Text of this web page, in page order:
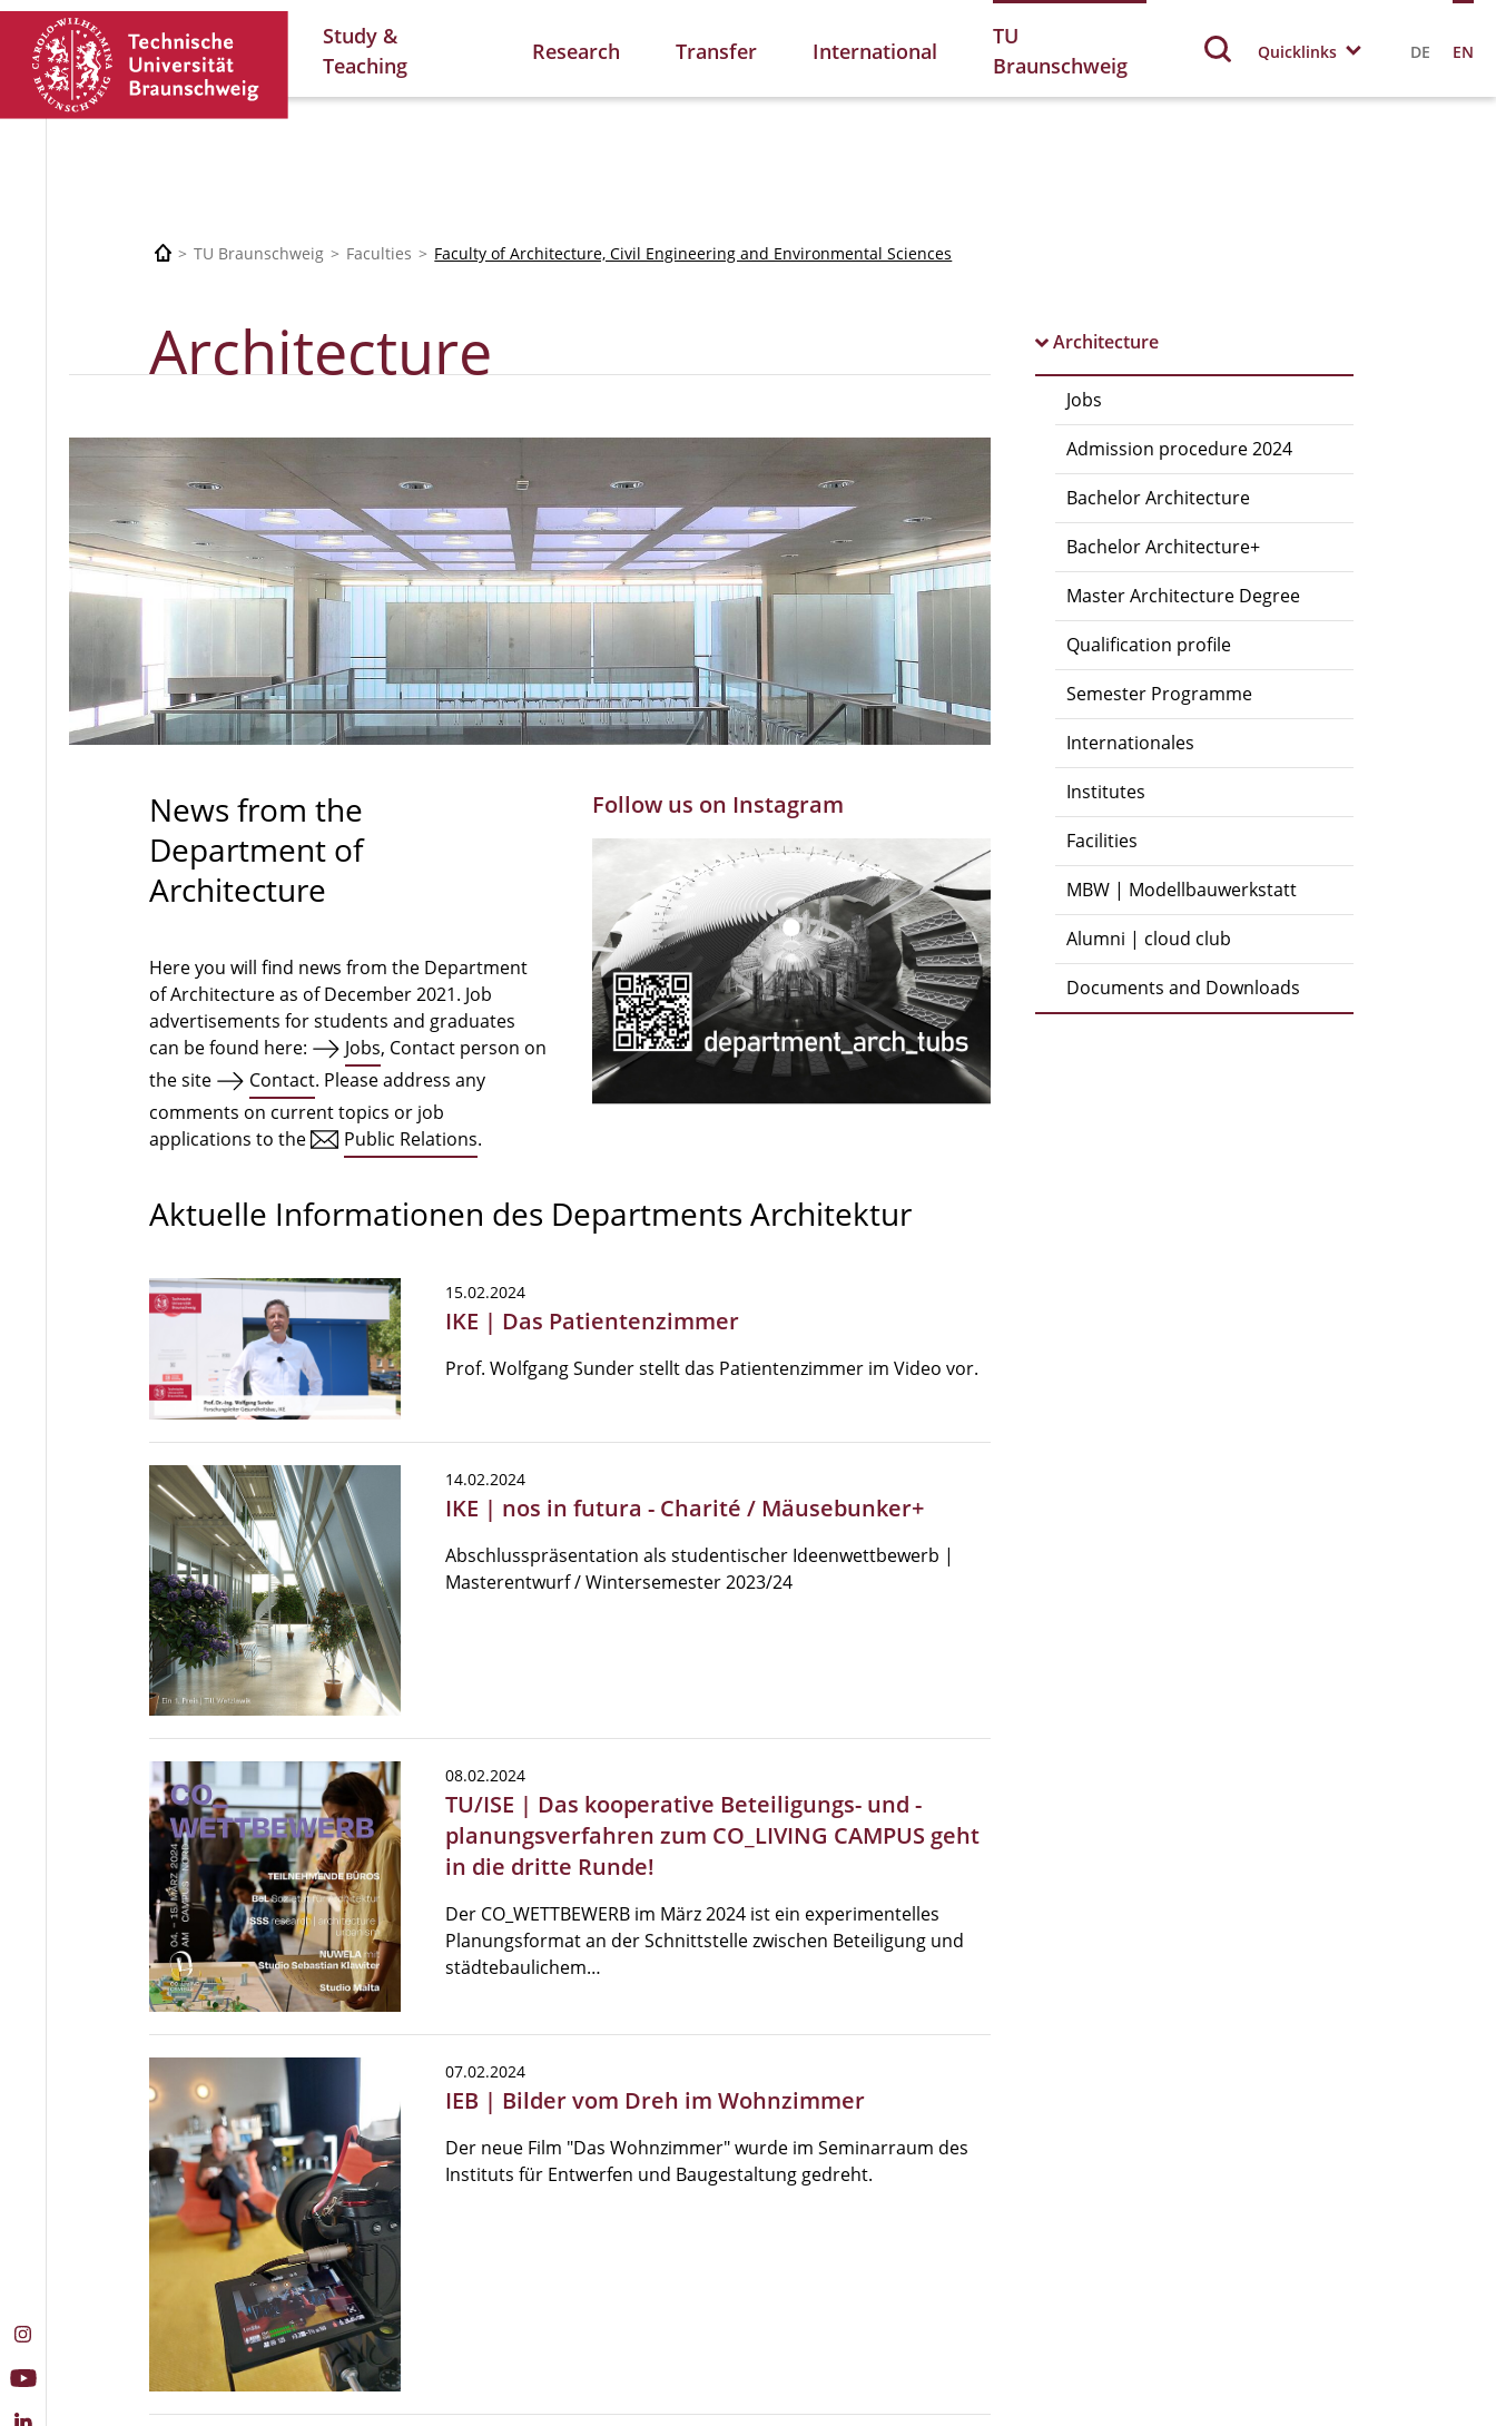
Study &
Teaching
Research Transfer International
TU
Braunschweig
Quicklinks DE EN
TU Braunschweig Faculties Faculty of Architecture, Civil Engineering and Environmental Sciences
Architecture
Jobs
Admission procedure 2024
Bachelor Architecture
Bachelor Architecture+
Master Architecture Degree
Qualification profile
Semester Programme
Internationales
Institutes
Facilities
MBW | Modellbauwerkstatt
Alumni | cloud club
Documents and Downloads
Architecture
News from the
Department of
Architecture
Here you will find news from the Department
of Architecture as of December 2021. Job
advertisements for students and graduates
can be found here:
Jobs, Contact person on
the site
Contact. Please address any
comments on current topics or job
applications to the
Public Relations.
Follow us on Instagram
Aktuelle Informationen des Departments Architektur
15.02.2024
IKE | Das Patientenzimmer
Prof. Wolfgang Sunder stellt das Patientenzimmer im Video vor.
14.02.2024
IKE | nos in futura - Charité / Mäusebunker+
Abschlusspräsentation als studentischer Ideenwettbewerb |
Masterentwurf / Wintersemester 2023/24
08.02.2024
TU/ISE | Das kooperative Beteiligungs- und -
planungsverfahren zum CO_LIVING CAMPUS geht
in die dritte Runde!
Der CO_WETTBEWERB im März 2024 ist ein experimentelles
Planungsformat an der Schnittstelle zwischen Beteiligung und
städtebaulichem…
07.02.2024
IEB | Bilder vom Dreh im Wohnzimmer
Der neue Film "Das Wohnzimmer" wurde im Seminarraum des
Instituts für Entwerfen und Baugestaltung gedreht.